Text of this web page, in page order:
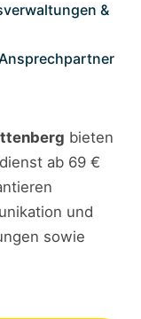
&
bieten
ab 69 €
und
sowie